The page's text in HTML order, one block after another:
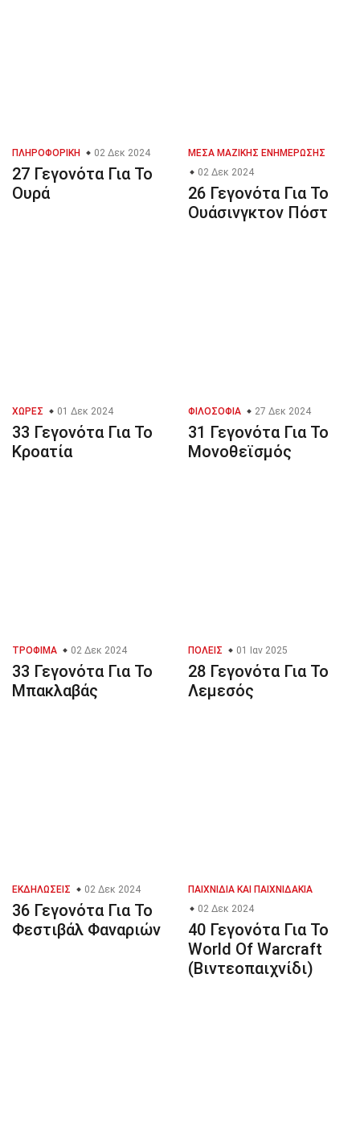
ΠΛΗΡΟΦΟΡΙΚΉ 02 Δεκ 2024
27 Γεγονότα Για Το
Ουρά
ΜΈΣΑ ΜΑΖΙΚΉΣ ΕΝΗΜΈΡΩΣΗΣ
02 Δεκ 2024
26 Γεγονότα Για Το
Ουάσινγκτον Πόστ
ΧΏΡΕΣ 01 Δεκ 2024
33 Γεγονότα Για Το
Κροατία
ΦΙΛΟΣΟΦΊΑ 27 Δεκ 2024
31 Γεγονότα Για Το
Μονοθεϊσμός
ΤΡΌΦΙΜΑ 02 Δεκ 2024
33 Γεγονότα Για Το
Μπακλαβάς
ΠΌΛΕΙΣ 01 Ιαν 2025
28 Γεγονότα Για Το
Λεμεσός
ΕΚΔΗΛΏΣΕΙΣ 02 Δεκ 2024
36 Γεγονότα Για Το
Φεστιβάλ Φαναριών
ΠΑΙΧΝΊΔΙΑ ΚΑΙ ΠΑΙΧΝΙΔΆΚΙΑ
02 Δεκ 2024
40 Γεγονότα Για Το
World Of Warcraft
(Βιντεοπαιχνίδι)